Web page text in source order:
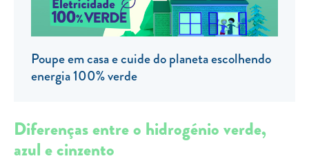
Livro de reclamações
Clientes com necessidades especiais
Clientes prioritários
Resolução alternativa de litígios
Poupe em casa e cuide do planeta escolhendo
energia 100% verde
Diferenças entre o hidrogénio verde,
azul e cinzento